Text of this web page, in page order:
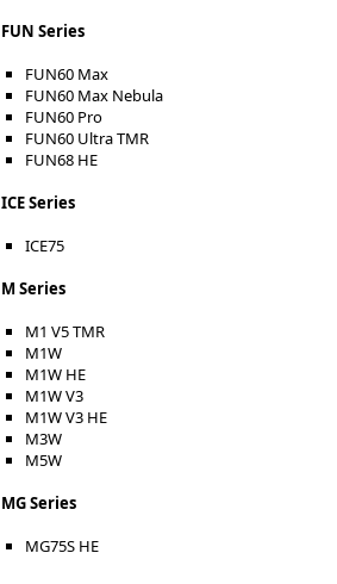
FUN Series
FUN60 Max
FUN60 Max Nebula
FUN60 Pro
FUN60 Ultra TMR
FUN68 HE
ICE Series
ICE75
M Series
M1 V5 TMR
M1W
M1W HE
M1W V3
M1W V3 HE
M3W
M5W
MG Series
MG75S HE